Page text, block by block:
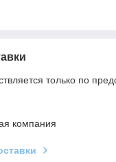
только по
компания